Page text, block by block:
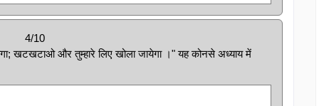
4/10
खटखटाओ और तुम्हारे लिए खोला जायेगा ।" यह कोनसे अध्याय में